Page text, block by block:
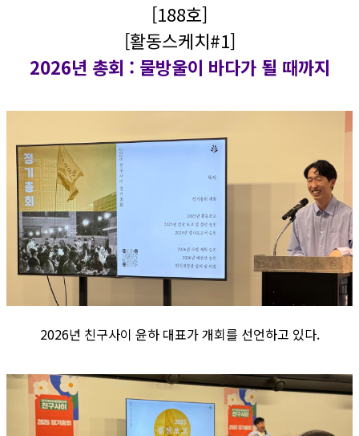
[188호]
[활동스케치#1]
2026년 총회 : 물방울이 바다가 될 때까지
2026년 친구사이 윤하 대표가 개회를 선언하고 있다.